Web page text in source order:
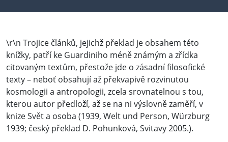
\r\n Trojice článků, jejichž překlad je obsahem této
knížky, patří ke Guardiniho méně známým a zřídka
citovaným textům, přestože jde o zásadní filosofické
texty – neboť obsahují až překvapivě rozvinutou
kosmologii a antropologii, zcela srovnatelnou s tou,
kterou autor předloží, až se na ni výslovně zaměří, v
knize Svět a osoba (1939, Welt und Person, Würzburg
1939; český překlad D. Pohunková, Svitavy 2005.).